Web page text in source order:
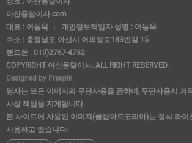
아산용달이사.com
대표 : 여동욱
개인정보책임자 성명 : 여동욱
주소 : 충청남도 아산시 어의정로183번길 15
핸드폰 : 010)2767-4752
COPYRIGHT 아산용달이사. ALL RIGHT RESERVED.
Designed by Freepik
당사는 모든 이미지의 무단사용을 금하며, 무단사용시 저
사상 책임을 지게됩니다.
본 사이트에 사용된 이미지(클립아트코리아)는 정식 라이
사용하고 있습니다.